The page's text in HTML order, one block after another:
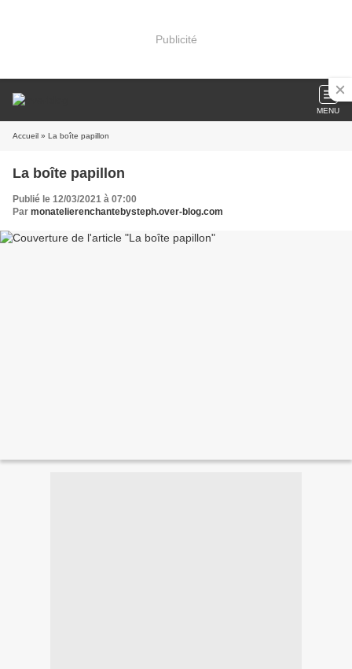
Publicité
MENU
Accueil » La boîte papillon
La boîte papillon
Publié le 12/03/2021 à 07:00
Par monatelierenchantebysteph.over-blog.com